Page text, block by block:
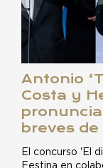
Antonio
Costa y
breves
El concurso 'El
Festina en